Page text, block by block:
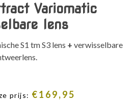
Variomatic
lens
S1 tm S3 lens + verwisselbare
prijs: €169,95